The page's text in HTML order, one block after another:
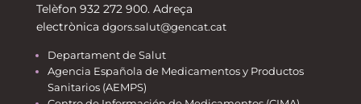
Telèfon 932 272 900. Adreça
electrònica dgors.salut@gencat.cat
Departament de Salut
Agencia Española de Medicamentos y Productos
Sanitarios (AEMPS)